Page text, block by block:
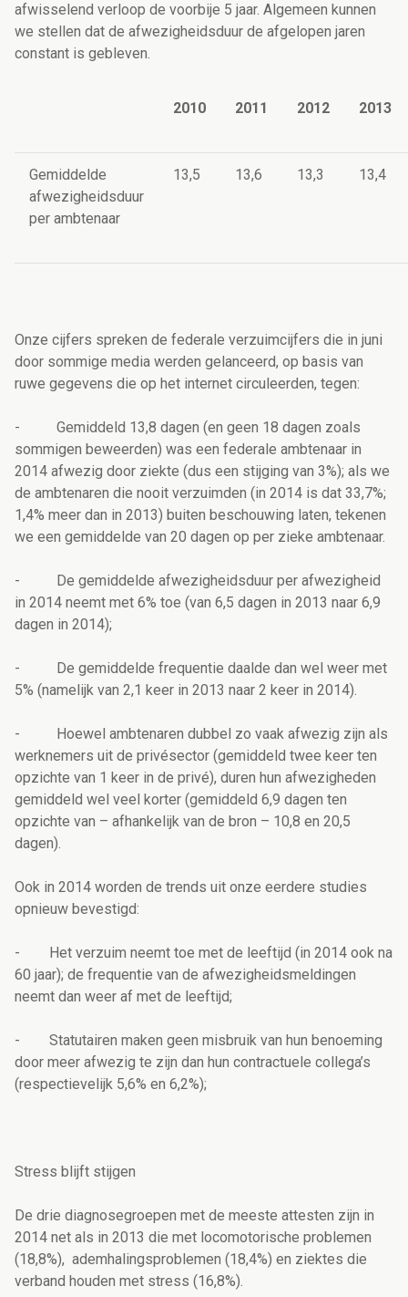
afwisselend verloop de voorbije 5 jaar. Algemeen kunnen
we stellen dat de afwezigheidsduur de afgelopen jaren
constant is gebleven.
2010 2011 2012 2013
Gemiddelde
afwezigheidsduur
per ambtenaar
13,5 13,6 13,3 13,4
Onze cijfers spreken de federale verzuimcijfers die in juni
door sommige media werden gelanceerd, op basis van
ruwe gegevens die op het internet circuleerden, tegen:
- Gemiddeld 13,8 dagen (en geen 18 dagen zoals
sommigen beweerden) was een federale ambtenaar in
2014 afwezig door ziekte (dus een stijging van 3%); als we
de ambtenaren die nooit verzuimden (in 2014 is dat 33,7%;
1,4% meer dan in 2013) buiten beschouwing laten, tekenen
we een gemiddelde van 20 dagen op per zieke ambtenaar.
- De gemiddelde afwezigheidsduur per afwezigheid
in 2014 neemt met 6% toe (van 6,5 dagen in 2013 naar 6,9
dagen in 2014);
- De gemiddelde frequentie daalde dan wel weer met
5% (namelijk van 2,1 keer in 2013 naar 2 keer in 2014).
- Hoewel ambtenaren dubbel zo vaak afwezig zijn als
werknemers uit de privésector (gemiddeld twee keer ten
opzichte van 1 keer in de privé), duren hun afwezigheden
gemiddeld wel veel korter (gemiddeld 6,9 dagen ten
opzichte van – afhankelijk van de bron – 10,8 en 20,5
dagen).
Ook in 2014 worden de trends uit onze eerdere studies
opnieuw bevestigd:
- Het verzuim neemt toe met de leeftijd (in 2014 ook na
60 jaar); de frequentie van de afwezigheidsmeldingen
neemt dan weer af met de leeftijd;
- Statutairen maken geen misbruik van hun benoeming
door meer afwezig te zijn dan hun contractuele collega’s
(respectievelijk 5,6% en 6,2%);
Stress blijft stijgen
De drie diagnosegroepen met de meeste attesten zijn in
2014 net als in 2013 die met locomotorische problemen
(18,8%), ademhalingsproblemen (18,4%) en ziektes die
verband houden met stress (16,8%).